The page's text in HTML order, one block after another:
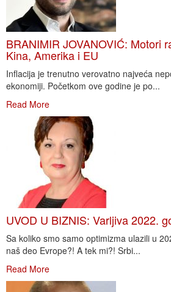
BRANIMIR JOVANOVIĆ: Motori
Kina, Amerika i EU
Inflacija je trenutno verovatno najveća
ekonomiji. Početkom ove godine je po...
Read More
UVOD U BIZNIS: Varljiva 2022.
Sa koliko smo samo optimizma ulazili u
naš deo Evrope?! A tek mi?! Srbi...
Read More